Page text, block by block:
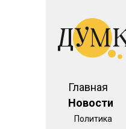
Главная
Новости
Политика
Главная>
В